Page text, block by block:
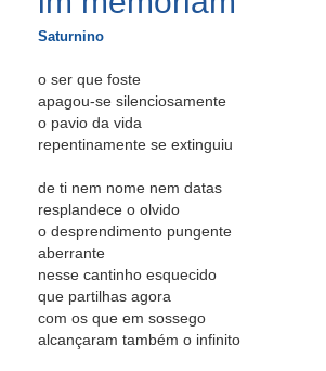
Saturnino
o ser que foste
apagou-se silenciosamente
o pavio da vida
repentinamente se extinguiu
de ti nem nome nem datas
resplandece o olvido
o desprendimento pungente
aberrante
nesse cantinho esquecido
que partilhas agora
com os que em sossego
alcançaram também o infinito